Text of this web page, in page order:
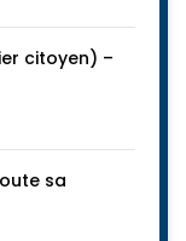
citoyen) –
sa